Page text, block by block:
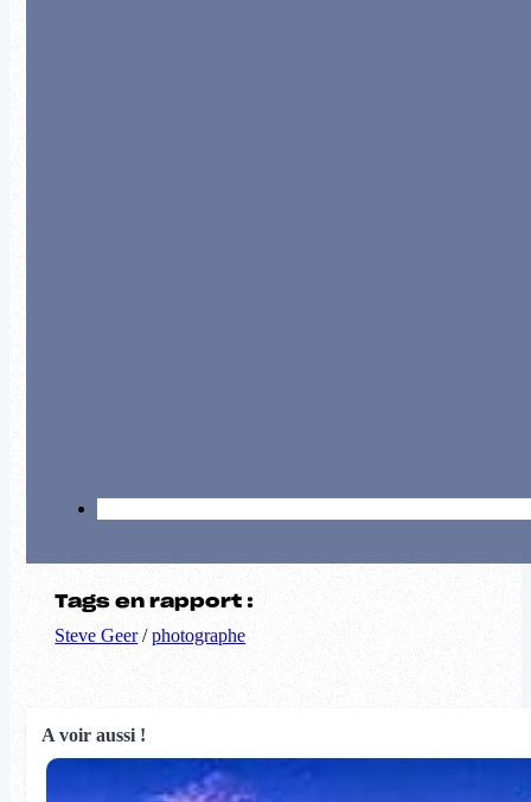
Tags en rapport :
Steve Geer/photographe
A voir aussi !